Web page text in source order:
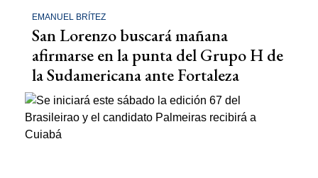
EMANUEL BRÍTEZ
San Lorenzo buscará mañana
afirmarse en la punta del Grupo H de
la Sudamericana ante Fortaleza